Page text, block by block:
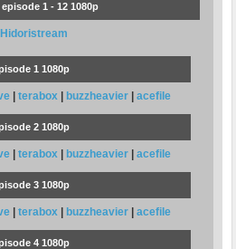
1 - 12 1080p
Hidoristream
1 1080p
terabox buzzheavier acefile
2 1080p
terabox buzzheavier acefile
3 1080p
terabox buzzheavier acefile
4 1080p